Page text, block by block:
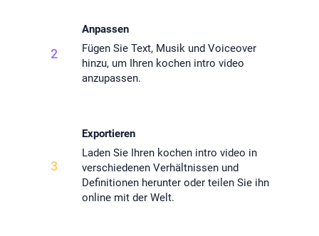
2
Anpassen
Fügen Sie Text, Musik und Voiceover
hinzu, um Ihren kochen intro video
anzupassen.
3
Exportieren
Laden Sie Ihren kochen intro video in
verschiedenen Verhältnissen und
Definitionen herunter oder teilen Sie ihn
online mit der Welt.